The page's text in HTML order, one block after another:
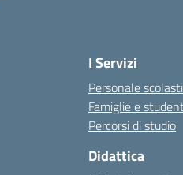
I Servizi
Personale
Famiglie e
Percorsi di studio
Didattica